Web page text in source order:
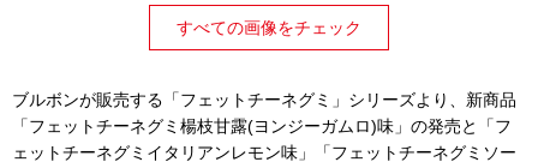
すべての画像をチェック
ブルボンが販売する「フェットチーネグミ」シリーズより、新商品
「フェットチーネグミ楊枝甘露(ヨンジーガムロ)味」の発売と「フ
ェットチーネグミイタリアンレモン味」「フェットチーネグミソー